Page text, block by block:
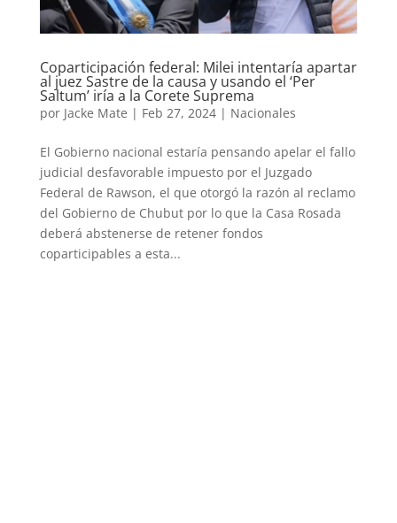
Coparticipación federal: Milei intentaría apartar
al juez Sastre de la causa y usando el ‘Per
Saltum’ iría a la Corete Suprema
por Jacke Mate | Feb 27, 2024| Nacionales
El Gobierno nacional estaría pensando apelar el fallo
judicial desfavorable impuesto por el Juzgado
Federal de Rawson, el que otorgó la razón al reclamo
del Gobierno de Chubut por lo que la Casa Rosada
deberá abstenerse de retener fondos
coparticipables a esta...